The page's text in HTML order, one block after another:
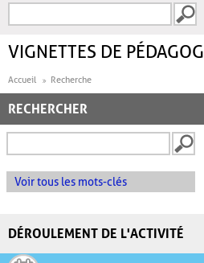
FORMULAIRE DE
VIGNETTES DE
Accueil Recherche
RECHERCHER
Voir tous les mots-clés
DÉROULEMENT DE L'ACTIVITÉ